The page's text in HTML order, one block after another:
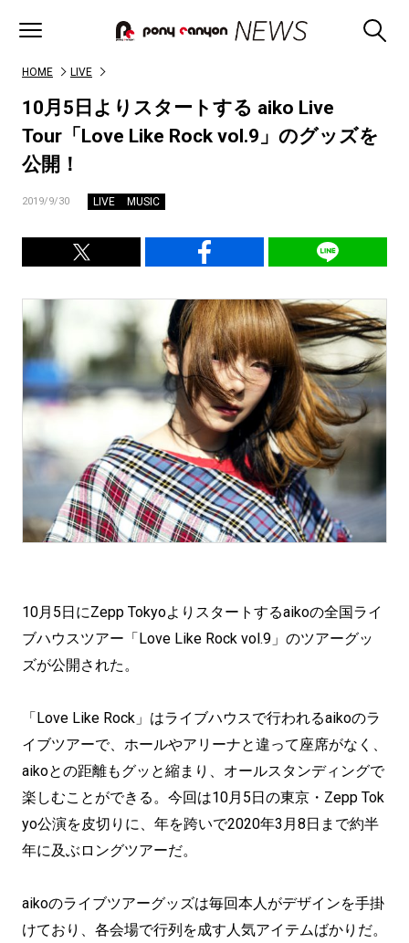
HOME LIVE
10月5日よりスタートする aiko Live
Tour「Love Like Rock vol.9」のグッズを
公開！
2019/9/30 LIVE MUSIC
10月5日にZepp Tokyoよりスタートするaikoの全国ライ
ブハウスツアー「Love Like Rock vol.9」のツアーグッ
ズが公開された。
「Love Like Rock」はライブハウスで行われるaikoのラ
イブツアーで、ホールやアリーナと違って座席がなく、
aikoとの距離もグッと縮まり、オールスタンディングで
楽しむことができる。今回は10月5日の東京・Zepp Tok
yo公演を皮切りに、年を跨いで2020年3月8日まで約半
年に及ぶロングツアーだ。
aikoのライブツアーグッズは毎回本人がデザインを手掛
けており、各会場で行列を成す人気アイテムばかりだ。